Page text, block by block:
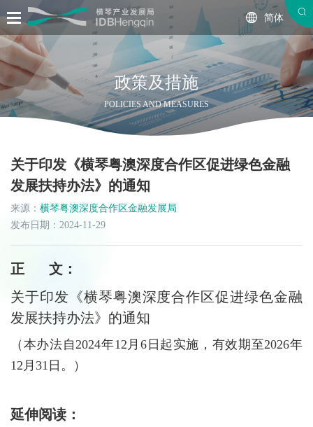
简体
政策及措施
POLICIES AND MEASURES
关于印发《横琴粤澳深度合作区促进绿色金融
发展扶持办法》的通知
来源： 横琴粤澳深度合作区金融发展局
发布日期：2024-11-29
正 文：
关于印发《横琴粤澳深度合作区促进绿色金融
发展扶持办法》的通知
（本办法自2024年12月6日起实施，有效期至2026年
12月31日。）
延伸阅读：